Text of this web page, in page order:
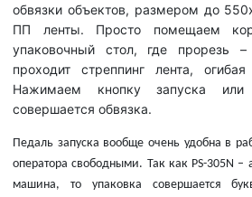
обвязки объектов, размером до
ПП ленты. Просто помещаем
упаковочный стол, где прорезь
проходит стреппинг лента,
Нажимаем кнопку запуска
совершается обвязка.
Педаль запуска вообще очень удобна в
оператора свободными. Так как PS-305N –
машина, то упаковка совершается